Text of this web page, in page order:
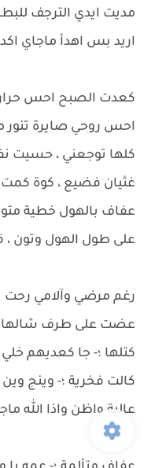
مديت ايدي الترجف
اريد بس اهدأ ماجاي
كعدت الصبح احس
احس روحي صايرة تنور
كلها توجعني ، حسيت
غثيان فضيع ، كوة
عفاف بالهول خطية
على طول الهول وتون ،
رغم مرضي وآلامي رحت
عضت على طرف شالها
كتلها ؛- جا كعديهم
كالت فخرية ؛- وينج
عالية واظن واذا الله